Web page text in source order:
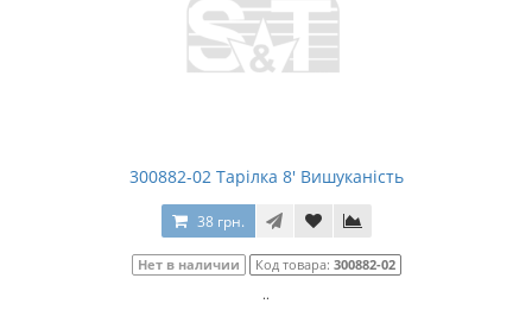
300882-02 Тарілка 8' Вишуканість
38 грн.
Нет в наличии Код товара: 300882-02
..